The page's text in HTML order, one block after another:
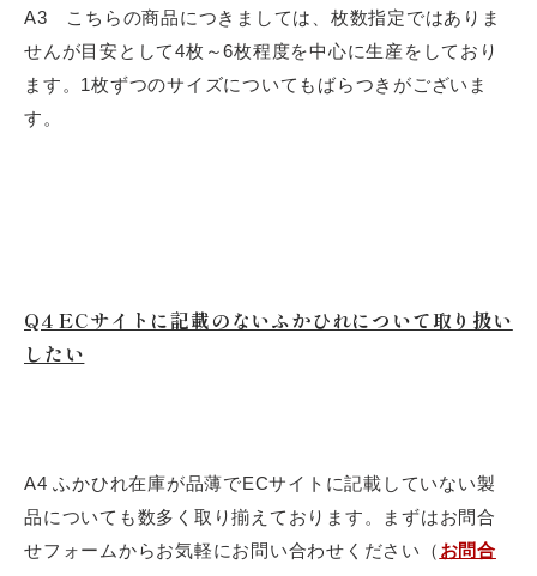
A3 こちらの商品につきましては、枚数指定ではありま
せんが目安として4枚～6枚程度を中心に生産をしており
ます。1枚ずつのサイズについてもばらつきがございま
す。
Q4 ECサイトに記載のないふかひれについて取り扱い
したい
A4 ふかひれ在庫が品薄でECサイトに記載していない製
品についても数多く取り揃えております。まずはお問合
せフォームからお気軽にお問い合わせください（ お問合